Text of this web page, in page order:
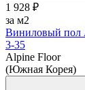
1 928 ₽
за м2
Виниловый пол
3-35
Alpine Floor
(Южная Корея)